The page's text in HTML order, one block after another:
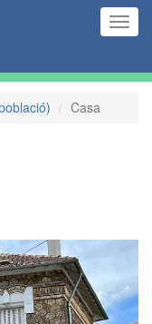
Casa